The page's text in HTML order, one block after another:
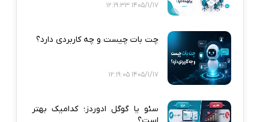
1405/1/17 12:19:33
چت بات چیست و چه کاربردی دارد؟
1405/1/17 12:19:05
سئو یا گوگل ادوردز؛ کدامیک بهتر